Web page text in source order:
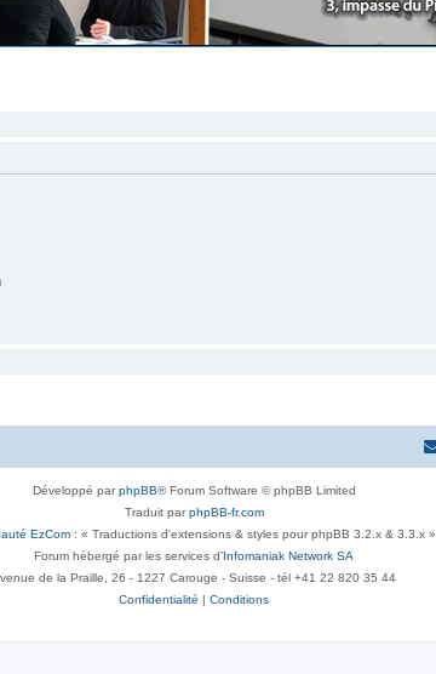
Développé parphpBB® Forum Software © phpBB Limited
Traduit parphpBB-fr.com
EzCom : « Traductions d'extensions & styles pour phpBB 3.2.x & 3.3.x »
Forum hébergé par les services d’Infomaniak Network SA
de la Praille, 26 - 1227 Carouge - Suisse - tél +41 22 820 35 44
Confidentialité | Conditions